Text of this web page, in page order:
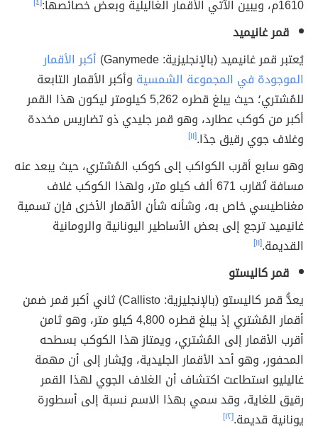
1610م، ويبين الآتي الأقمار الغاليلية وبعض خصائصها:
قمر غانيميد
يُعتبر قمر غانيميد (بالإنجليزية: Ganymede)
أكبر الأقمار
الموجودة في المجموعة الشمسية وأكبر الأقمار التابعة
للمُشتري؛ حيث يبلغ قطره 5,262 كيلومتر ليكون هذا القمر
أكبر من كوكب عطارد، وهو قمر جليدي ذو تضاريس مخددة
وغلاف جوي رقيق جدًا.[١١]
وهو سابع أقرب الكواكب إلى كوكب المُشتري، حيث يبعد عنه
مسافة تُقارب 671 ألف كيلو متر، ولهذا الكوكب غلاف
مغناطيسي خاص به، وشأنه شأن الأقمار الأخرى فإن تسمية
غانيميد ترجع إلى بعض الأساطير اليونانية والرومانية
القديمة.[١١]
قمر كاليستو
يعدُّ قمر كاليستو (بالإنجليزية: Callisto) ثاني أكبر قمر ضمن
أقمار المُشتري إذ يبلغ قطره 4,800 كيلو متر، وهو ثامن
أقرب الأقمار إلى المُشتري، ويمتاز هذا الكوكب بسطحه
المحفور، وهو أحد الأقمار الجليدية، ويُشار إلى أن مهمة
غاليليو استطاعت اكتشاف أن الغلاف الجوي لهذا القمر
رقيق للغاية، وقد سمي بهذا الاسم نسبة إلى أسطورة
يونانية قديمة.[١٢]